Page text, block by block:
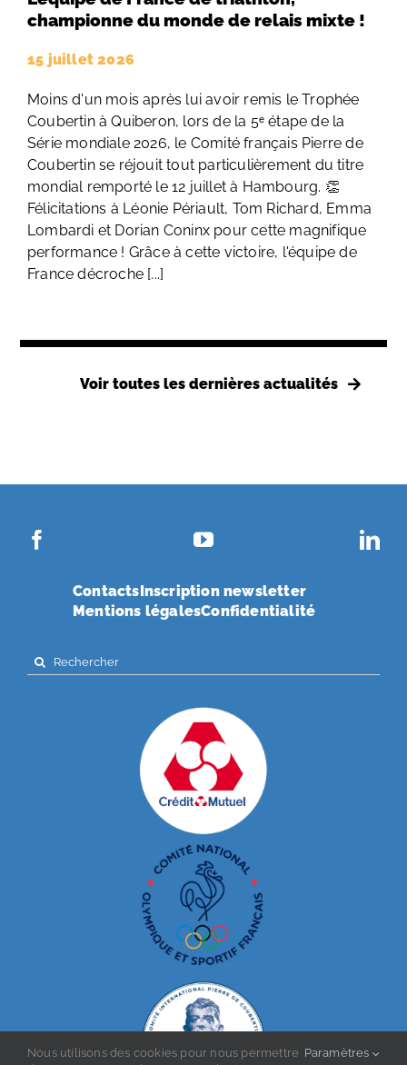
championne du monde de relais mixte !
15 juillet 2026
Moins d'un mois après lui avoir remis le Trophée
Coubertin à Quiberon, lors de la 5ᵉ étape de la
Série mondiale 2026, le Comité français Pierre de
Coubertin se réjouit tout particulièrement du titre
mondial remporté le 12 juillet à Hambourg. 👏
Félicitations à Léonie Périault, Tom Richard, Emma
Lombardi et Dorian Coninx pour cette magnifique
performance ! Grâce à cette victoire, l'équipe de
France décroche [...]
Voir toutes les dernières actualités
Contacts Inscription newsletter
Mentions légalesConfidentialité
Search
for:
Nous utilisons des cookies pour nous permettre Paramètres